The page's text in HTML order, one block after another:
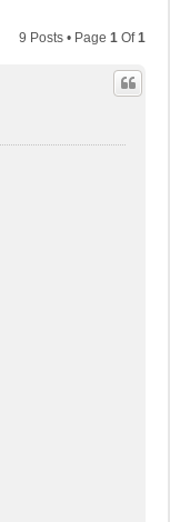
9 Posts • Page 1 Of1